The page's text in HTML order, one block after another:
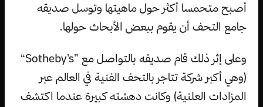
أصبح متحمسا أكثر حول ماهيتها وتوسل صديقه
جامع التحف أن يقوم ببعض الأبحاث حولها.
وعلى إثر ذلك قام صديقه بالتواصل مع ”Sotheby’s“
(وهي أكبر شركة تتاجر بالتحف الفنية في العالم عبر
المزادات العلنية) وكانت دهشته كبيرة عندما اكتشف